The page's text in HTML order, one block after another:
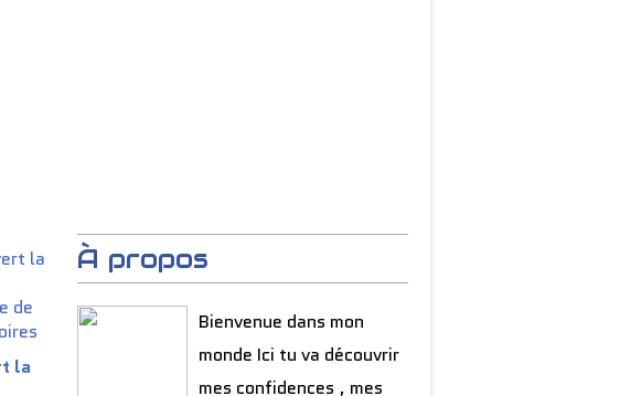
la
À propos
Bienvenue dans mon
monde Ici tu va découvrir
mes confidences , mes